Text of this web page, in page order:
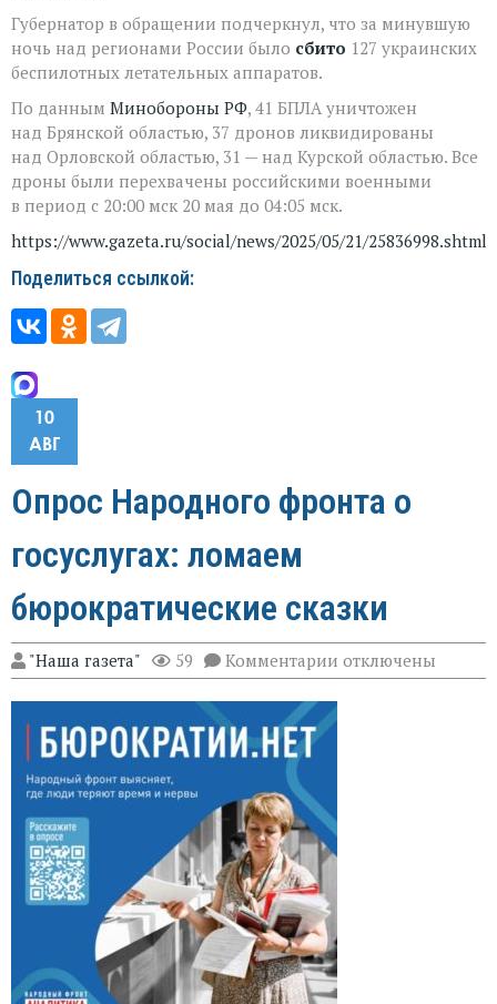
Губернатор в обращении подчеркнул, что за минувшую
ночь над регионами России было сбито 127 украинских
беспилотных летательных аппаратов.
По данным Минобороны РФ, 41 БПЛА уничтожен
над Брянской областью, 37 дронов ликвидированы
над Орловской областью, 31 — над Курской областью. Все
дроны были перехвачены российскими военными
в период с 20:00 мск 20 мая до 04:05 мск.
https://www.gazeta.ru/social/news/2025/05/21/25836998.shtml
Поделиться ссылкой:
10
АВГ
Опрос Народного фронта о
госуслугах: ломаем
бюрократические сказки
"Наша газета" 59 Комментарии к
записи
отключены